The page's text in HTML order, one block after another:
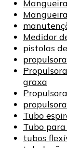
Medidor
pistolas
graxa
Tubo
Tubo
tubos